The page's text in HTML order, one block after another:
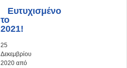
Ευτυχισμένο
το
2021!
25
Δεκεμβρίου
2020 από